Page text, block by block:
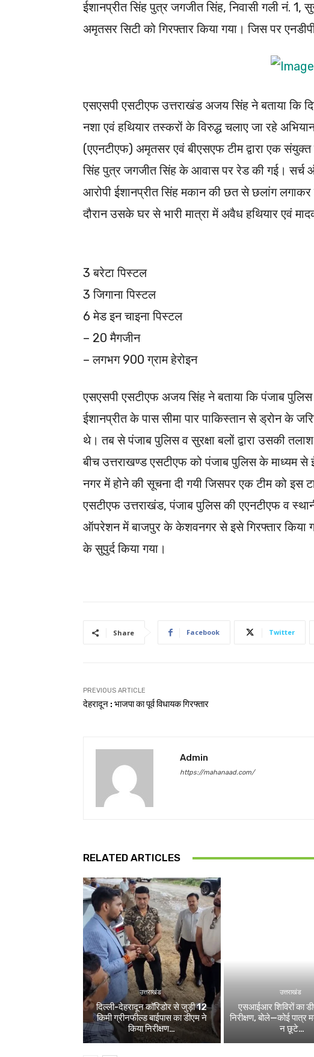
ईशानप्रीत सिंह पुत्र जगजीत सिंह, निवासी गली नं. 1,
अमृतसर सिटी को गिरफ्तार किया गया। जिस पर
एसएसपी एसटीएफ उत्तराखंड अजय सिंह ने बताया कि
नशा एवं हथियार तस्करों के विरुद्ध चलाए जा रहे
(एएनटीएफ) अमृतसर एवं बीएसएफ टीम द्वारा एक
सिंह पुत्र जगजीत सिंह के आवास पर रेड की गई। सर्च
आरोपी ईशानप्रीत सिंह मकान की छत से छलांग
दौरान उसके घर से भारी मात्रा में अवैध हथियार एवं
3 बरेटा पिस्टल
3 जिगाना पिस्टल
6 मेड इन चाइना पिस्टल
– 20 मैगजीन
– लगभग 900 ग्राम हेरोइन
एसएसपी एसटीएफ अजय सिंह ने बताया कि पंजाब
ईशानप्रीत के पास सीमा पार पाकिस्तान से ड्रोन के
थे। तब से पंजाब पुलिस व सुरक्षा बलों द्वारा उसकी
बीच उत्तराखण्ड एसटीएफ को पंजाब पुलिस के माध्यम
नगर में होने की सूचना दी गयी जिसपर एक टीम को इस
एसटीएफ उत्तराखंड, पंजाब पुलिस की एएनटीएफ व
ऑपरेशन में बाजपुर के केशवनगर से इसे गिरफ्तार किया
के सुपुर्द किया गया।
Share Facebook Twitter
PREVIOUS ARTICLE
देहरादून : भाजपा का पूर्व विधायक गिरफ्तार
Admin
https://mahanaad.com/
RELATED ARTICLES
उत्तराखंड
दिल्ली-देहरादून कॉरिडोर से जुड़ी 12
किमी ग्रीनफील्ड बाईपास का डीएम ने
किया निरीक्षण…
उत्तराखंड
एसआईआर शिविरों का
निरीक्षण, बोले—कोई पात्र
न छूटे…